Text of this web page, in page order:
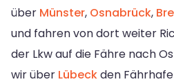
über Münster, Osnabrück,
und fahren von dort weiter
der Lkw auf die Fähre nach
wir über Lübeckden